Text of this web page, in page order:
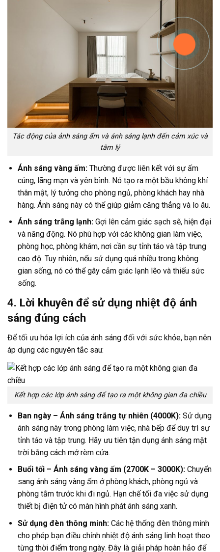
Tác động của ảnh sáng ấm và ánh sáng lạnh đến cảm xúc và
tâm lý
Ánh sáng vàng ấm:Thường được liên kết với sự ấm
cúng, lãng mạn và yên bình. Nó tạo ra một bầu không khí
thân mật, lý tưởng cho phòng ngủ, phòng khách hay nhà
hàng. Ánh sáng này có thể giúp giảm căng thẳng và lo âu.
Ánh sáng trắng lạnh:Gợi lên cảm giác sạch sẽ, hiện đại
và năng động. Nó phù hợp với các không gian làm việc,
phòng học, phòng khám, nơi cần sự tỉnh táo và tập trung
cao độ. Tuy nhiên, nếu sử dụng quá nhiều trong không
gian sống, nó có thể gây cảm giác lạnh lẽo và thiếu sức
sống.
4. Lời khuyên để sử dụng nhiệt độ ánh
sáng đúng cách
Để tối ưu hóa lợi ích của ánh sáng đối với sức khỏe, bạn nên
áp dụng các nguyên tắc sau:
Kết hợp các lớp ánh sáng để tạo ra một không gian đa chiều
Ban ngày – Ánh sáng trắng tự nhiên (4000K):Sử dụng
ánh sáng này trong phòng làm việc, nhà bếp để duy trì sự
tỉnh táo và tập trung. Hãy ưu tiên tận dụng ánh sáng mặt
trời bằng cách mở rèm cửa.
Buổi tối – Ánh sáng vàng ấm (2700K – 3000K):Chuyển
sang ánh sáng vàng ấm ở phòng khách, phòng ngủ và
phòng tắm trước khi đi ngủ. Hạn chế tối đa việc sử dụng
thiết bị điện tử có màn hình phát ánh sáng xanh.
Sử dụng đèn thông minh: Các hệ thống đèn thông minh
cho phép bạn điều chỉnh nhiệt độ ánh sáng linh hoạt theo
từng thời điểm trong ngày. Đây là giải pháp hoàn hảo để